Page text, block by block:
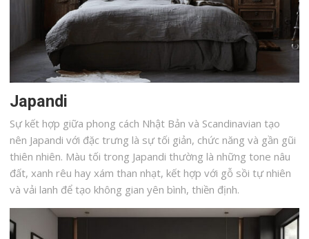
Japandi
Sự kết hợp giữa phong cách Nhật Bản và Scandinavian tạo
nên Japandi với đặc trưng là sự tối giản, chức năng và gần gũi
thiên nhiên. Màu tối trong Japandi thường là những tone nâu
đất, xanh rêu hay xám than nhạt, kết hợp với gỗ sồi tự nhiên
và vải lanh để tạo không gian yên bình, thiền định.